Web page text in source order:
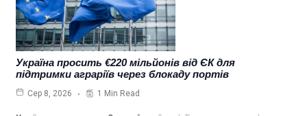
Україна просить €220 мільйонів від ЄК для
підтримки аграріїв через блокаду портів
Сер 8, 2026 1 Min Read